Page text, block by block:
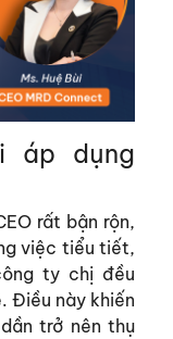
áp dụng
rất bận rộn,
việc tiểu tiết,
ty chị đều
Điều này khiến
trở nên thụ